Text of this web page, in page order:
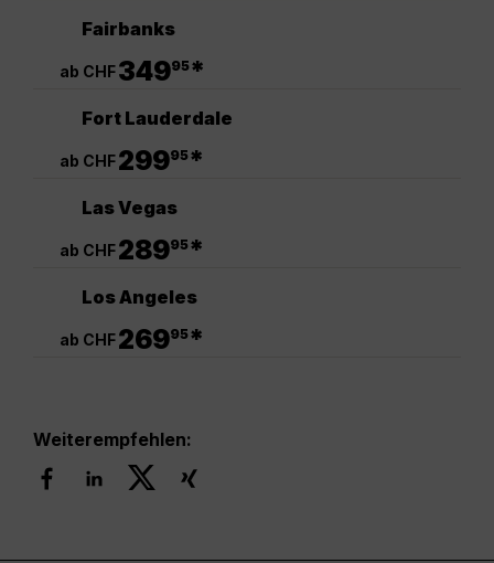
Fairbanks
ab CHF34995*
Fort Lauderdale
ab CHF29995*
Las Vegas
ab CHF28995*
Los Angeles
ab CHF26995*
Weiterempfehlen: